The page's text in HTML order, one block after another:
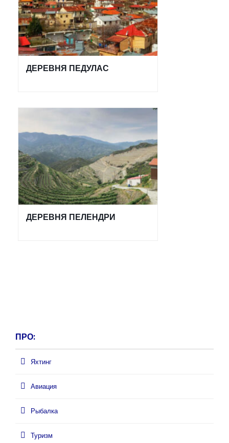
ДЕРЕВНЯ ПЕДУЛАС
ДЕРЕВНЯ ПЕЛЕНДРИ
ПРО:
Яхтинг
Авиация
Рыбалка
Туризм